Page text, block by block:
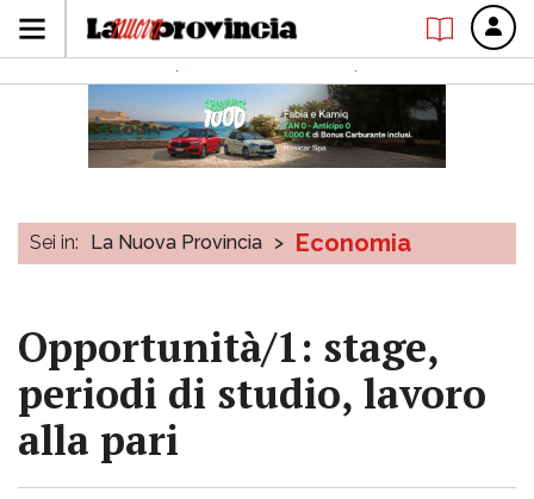
Sei in: La Nuova Provincia > Economia
Opportunità/1: stage,
periodi di studio, lavoro
alla pari